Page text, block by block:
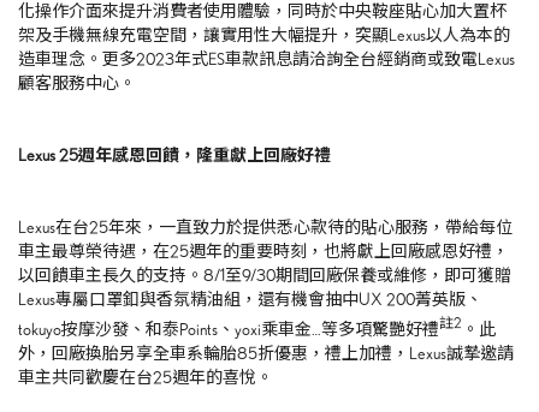
化操作介面來提升消費者使用體驗，同時於中央鞍座貼心加大置杯
架及手機無線充電空間，讓實用性大幅提升，突顯Lexus以人為本的
造車理念。更多2023年式ES車款訊息請洽詢全台經銷商或致電Lexus
顧客服務中心。
Lexus 25週年感恩回饋，隆重獻上回廠好禮
Lexus在台25年來，一直致力於提供悉心款待的貼心服務，帶給每位
車主最尊榮待遇，在25週年的重要時刻，也將獻上回廠感恩好禮，
以回饋車主長久的支持。 8/1至9/30期間回廠保養或維修，即可獲贈
Lexus專屬口罩釦與香氛精油組，還有機會抽中UX 200菁英版、
tokuyo按摩沙發、和泰Points 、 yoxi乘車金…等多項驚艷好禮註2 。此
外，回廠換胎另享全車系輪胎85折優惠，禮上加禮， Lexus誠摯邀請
車主共同歡慶在台25週年的喜悅。